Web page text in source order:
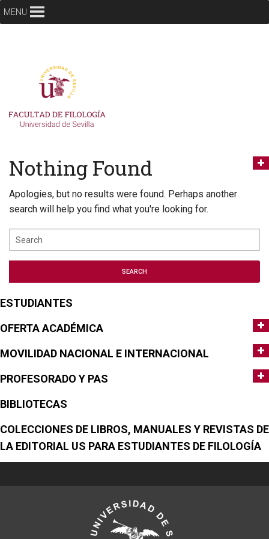
MENU
Nothing Found
Apologies, but no results were found. Perhaps another
search will help you find what you're looking for.
ESTUDIANTES
OFERTA ACADÉMICA
MOVILIDAD NACIONAL E INTERNACIONAL
PROFESORADO Y PAS
BIBLIOTECAS
COLECCIONES DE LIBROS, MANUALES Y REVISTAS DE
LA EDITORIAL US PARA ESTUDIANTES DE FILOLOGÍA